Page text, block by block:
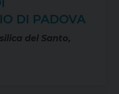
DI PADOVA
del Santo,